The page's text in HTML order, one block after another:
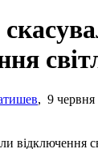
, 9 червня